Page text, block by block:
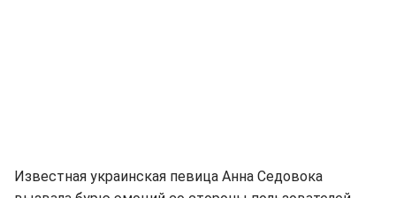
Известная украинская певица Анна Седовока